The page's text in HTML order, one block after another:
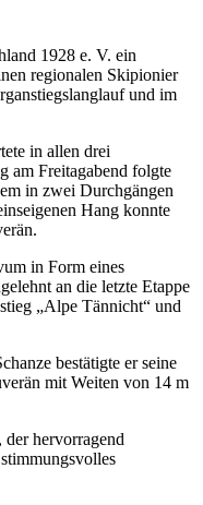
1928 e. V. ein
regionalen Skipionier
und im
in allen drei
am Freitagabend folgte
in zwei Durchgängen
Hang konnte
in Form eines
an die letzte Etappe
„Alpe Tännicht“ und
bestätigte er seine
mit Weiten von 14 m
hervorragend